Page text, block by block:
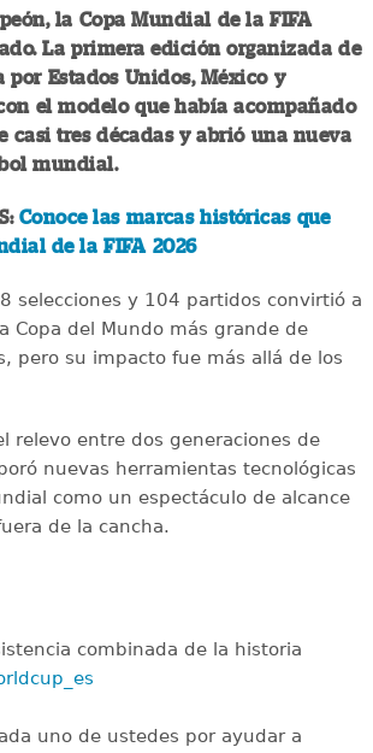
la Copa Mundial de la FIFA
La primera edición organizada de
por Estados Unidos, México y
el modelo que había acompañado
casi tres décadas y abrió una nueva
mundial.
Conoce las marcas históricas que
de la FIFA 2026
selecciones y 104 partidos convirtió a
Copa del Mundo más grande de
pero su impacto fue más allá de los
relevo entre dos generaciones de
nuevas herramientas tecnológicas
como un espectáculo de alcance
de la cancha.
combinada de la historia
uno de ustedes por ayudar a